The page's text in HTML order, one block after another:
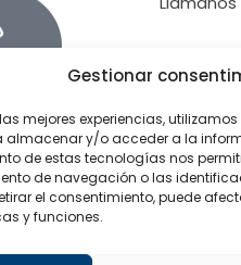
Gestionar
mejores experiencias,
almacenar y/o acceder a la
de estas tecnologías nos
de navegación o las
el consentimiento, puede
y funciones.
962 28 11
Síguenos en
F
a
c
e
b
X
-
t
I
n
s